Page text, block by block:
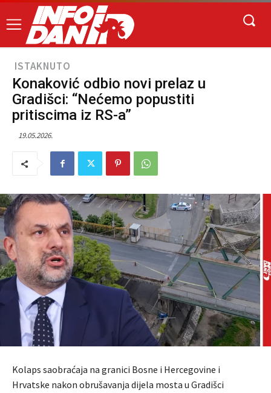
ISTAKNUTO
Konaković odbio novi prelaz u
Gradišci: “Nećemo popustiti
pritiscima iz RS-a”
19.05.2026.
Kolaps saobraćaja na granici Bosne i Hercegovine i
Hrvatske nakon obrušavanja dijela mosta u Gradišci